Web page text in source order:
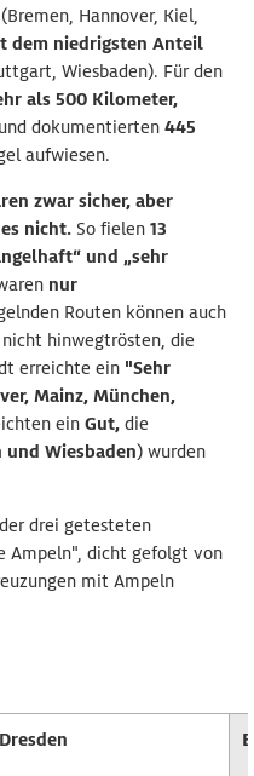
(Bremen, Hannover, Kiel,
dem niedrigsten Anteil
Wiesbaden). Für den
als 500 Kilometer,
und dokumentierten 445
aufwiesen.
zwar sicher, aber
nicht. So fielen 13
und „sehr
nur
Routen können auch
hinwegtrösten, die
erreichte ein "Sehr
Mainz, München,
ein Gut, die
und Wiesbaden) wurden
drei getesteten
Ampeln", dicht gefolgt von
mit Ampeln
Dresden